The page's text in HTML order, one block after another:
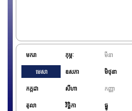
មករា កុម្ភៈ មីនា
មេសា ឧសភា មិថុនា
កក្កដា សីហា កញ្ញា
តុលា វិច្ឆិកា ធ្នូ